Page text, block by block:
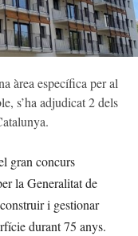
àrea específica per al
s’ha adjudicat 2 dels
gran concurs
la Generalitat de
i gestionar
durant 75 anys.